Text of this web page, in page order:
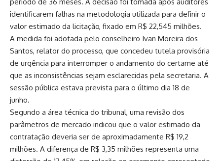
identificarem falhas na metodologia utilizada para definir o
valor estimado da licitação, fixado em R$ 22,545 milhões.
A medida foi adotada pelo conselheiro Ivan Moreira dos
Santos, relator do processo, que concedeu tutela provisória
de urgência para interromper o andamento do certame até
que as inconsistências sejam esclarecidas pela secretaria. A
sessão pública estava prevista para o último dia 18 de
junho.
Segundo a área técnica do tribunal, uma revisão dos
parâmetros de mercado indicou que o valor estimado da
contratação deveria ser de aproximadamente R$ 19,2
milhões. A diferença de R$ 3,35 milhões representa uma